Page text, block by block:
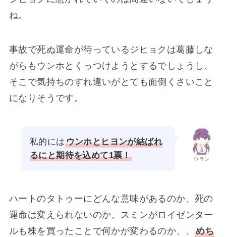
ね。
事故で死ぬ運命が待っているジヒョクは葛藤しな
がらもウンホとくっつけようとするでしょうし、
そこで気持ちのすれ違いがとても面倒くさいこと
になりそうです。
ウラン
私的にはウンホとヒヨンが結ばれ
るにと期待を込めて1票！
ハートのタトゥーにどんな意味があるのか、死の
運命は変えられないのか、スミンがロイゼンター
ルも株を買ったことで何かが変わるのか、、 めち